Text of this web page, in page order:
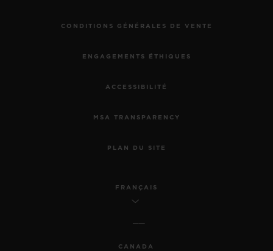
CONDITIONS GÉNÉRALES DE VENTE
ENGAGEMENTS ÉTHIQUES
ACCESSIBILITÉ
MSA TRANSPARENCY
PLAN DU SITE
FRANÇAIS
CANADA